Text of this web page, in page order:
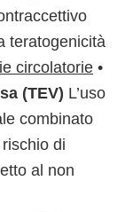
teratogenicità
circolatorie •
(TEV) L’uso
combinato
di
al non